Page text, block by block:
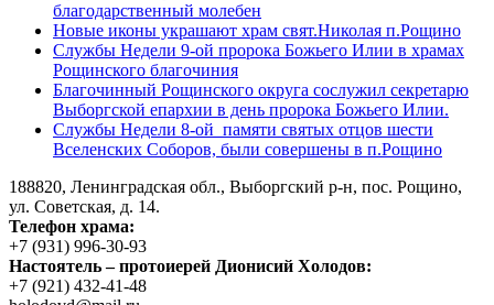
благодарственный молебен
Новые иконы украшают храм свят.Николая п.Рощино
Службы Недели 9-ой пророка Божьего Илии в храмах
Рощинского благочиния
Благочинный Рощинского округа сослужил секретарю
Выборгской епархии в день пророка Божьего Илии.
Службы Недели 8-ой памяти святых отцов шести
Вселенских Соборов, были совершены в п.Рощино
188820, Ленинградская обл., Выборгский р-н, пос. Рощино,
ул. Советская, д. 14.
Телефон храма:
+7 (931) 996-30-93
Настоятель – протоиерей Дионисий Холодов:
+7 (921) 432-41-48